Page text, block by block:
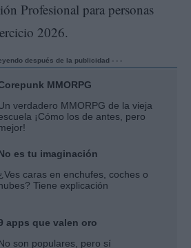
Profesional para personas
2026.
después de la publicidad - - -
MMORPG
verdadero MMORPG de la vieja
¡Cómo los de antes, pero
es tu imaginación
caras en enchufes, coches o
Tiene explicación
apps que valen oro
son populares, pero sí